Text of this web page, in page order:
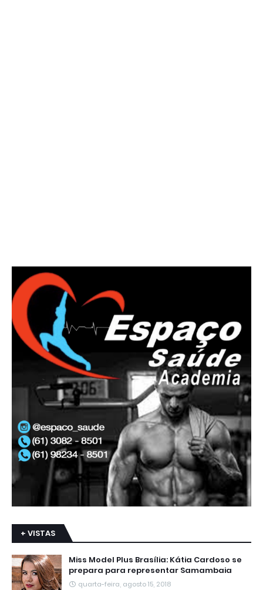
+ VISTAS
Miss Model Plus Brasília: Kátia Cardoso se
prepara para representar Samambaia
quarta-feira, agosto 15, 2018